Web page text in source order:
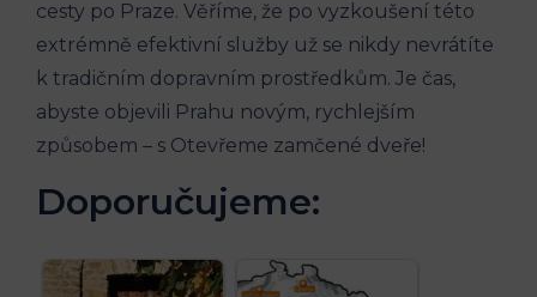
cesty po Praze. Věříme, ⁤že po vyzkoušení⁣ této
extrémně ‌efektivní služby už se nikdy nevrátíte
k tradičním dopravním prostředkům. Je čas,⁣
abyste objevili Prahu novým, rychlejším
způsobem –​ s Otevřeme zamčené dveře!
Doporučujeme: